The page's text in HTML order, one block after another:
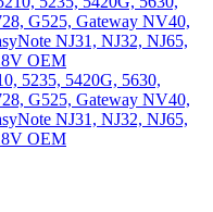
5235, 5420G, 5630,
G525, Gateway NV40,
NJ31, NJ32, NJ65,
OEM